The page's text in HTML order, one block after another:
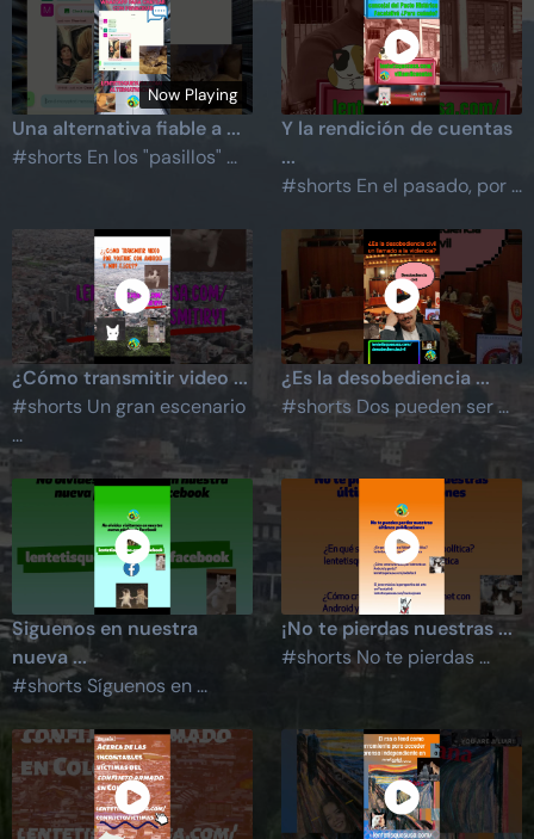
Now Playing
Una alternativa fiable a ...
#shorts En los "pasillos" ...
Y la rendición de cuentas
...
#shorts En el pasado, por ...
¿Cómo transmitir video ...
#shorts Un gran escenario
...
¿Es la desobediencia ...
#shorts Dos pueden ser ...
Siguenos en nuestra
nueva ...
#shorts Síguenos en ...
¡No te pierdas nuestras ...
#shorts No te pierdas ...